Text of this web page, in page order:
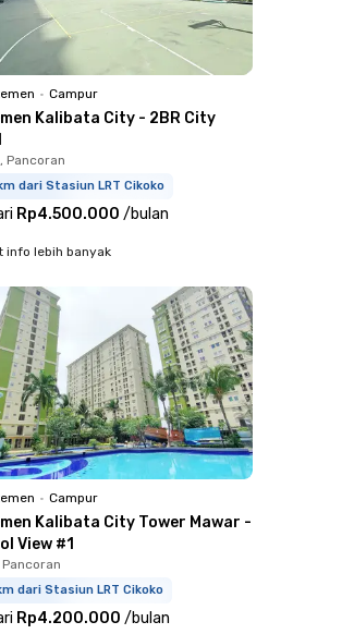
• Campur
Kalibata City - 2BR City
Pancoran
dari Stasiun LRT Cikoko
Rp4.500.000 /bulan
info lebih banyak
• Campur
Kalibata City Tower Mawar -
View #1
dari Stasiun LRT Cikoko
Rp4.200.000 /bulan